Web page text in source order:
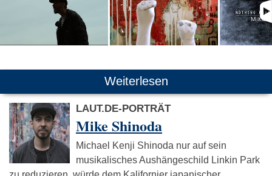
Weiterlesen
LAUT.DE-PORTRÄT
Mike Shinoda
Michael Kenji Shinoda nur auf sein
musikalisches Aushängeschild Linkin Park